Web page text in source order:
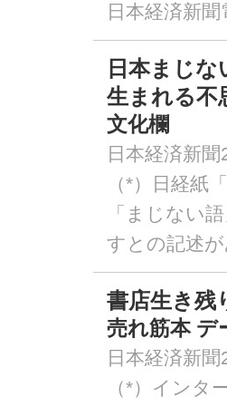
日本経済新
日本まじ
生まれる不
文化欄
日本経済新
（*）日経紙
「まじない
すとの記述
書店生き残
売れ筋本 デ
日本経済新
（*）インタ